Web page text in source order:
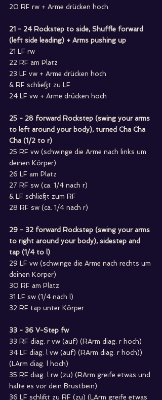
20 RF rw + Arme drücken hoch
21 - 24 Rockstep to side, Shuffle forward
(left side leading) + Arms pushing up
21 LF rw
22 RF am Platz
23 LF vw + Arme drücken hoch
& RF schließt zu LF
24 LF vw + Arme drücken hoch
25 - 28 forward Rockstep (swing your arms
to left around your body), turned Cha Cha
Cha (1/2 to r)
25 RF vw (schwinge die Arme nach links um
deinen Körper)
26 LF am Platz
27 RF sw (ca. 1/4 nach r)
& LF schließt zum RF
28 RF sw (ca. 1/4 nach r)
29 - 32 forward Rockstep (swing your arms
to right around your body), sidestep and
tap (1/4 to l)
29 LF vw (schwinge die Arme nach rechts um
deinen Körper)
30 RF am Platz
31 LF sw (1/4 nach l)
32 RF tap unter Körper
33 - 36 V-Step fw
33 RF diag. r vw (auf) (RArm diag. r hoch)
34 LF diag. l vw (auf) (RArm diag. r hoch))
(LArm diag. l hoch)
35 RF diag. l rw (zu) (RArm greife etwas und
halte es vor dein Brustbein)
36 LF schlißt zu RF (zu) (LArm greife etwas